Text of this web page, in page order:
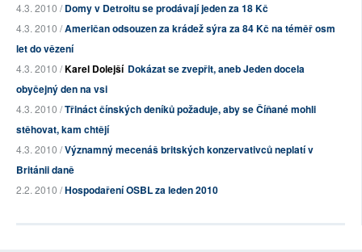
4.3. 2010 /Domy v Detroitu se prodávají jeden za 18 Kč
4.3. 2010 /Američan odsouzen za krádež sýra za 84 Kč na téměř osm
let do vězení
4.3. 2010 /Karel Dolejší Dokázat se zvepřit, aneb Jeden docela
obyčejný den na vsi
4.3. 2010 /Třináct čínských deníků požaduje, aby se Číňané mohli
stěhovat, kam chtějí
4.3. 2010 /Významný mecenáš britských konzervativců neplatí v
Británii daně
2.2. 2010 /Hospodaření OSBL za leden 2010